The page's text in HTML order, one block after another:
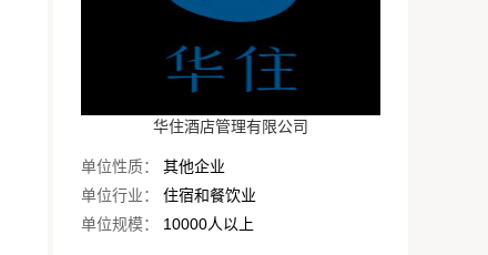
华住酒店管理有限公司
单位性质：
其他企业
单位行业：
住宿和餐饮业
单位规模：
10000人以上